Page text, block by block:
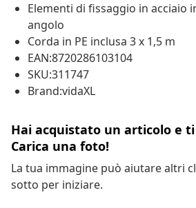
Elementi di fissaggio in acciaio
angolo
Corda in PE inclusa 3 x 1,5 m
EAN:8720286103104
SKU:311747
Brand:vidaXL
Hai acquistato un articolo e
Carica una foto!
La tua immagine può aiutare altri
sotto per iniziare.